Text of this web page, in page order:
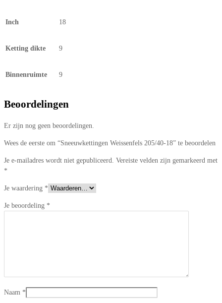
Inch 18
Ketting dikte 9
Binnenruimte 9
Beoordelingen
Er zijn nog geen beoordelingen.
Wees de eerste om “Sneeuwkettingen Weissenfels 205/40-18” te beoordelen
Je e-mailadres wordt niet gepubliceerd. Vereiste velden zijn gemarkeerd met
*
Je waardering *
Je beoordeling *
Naam *